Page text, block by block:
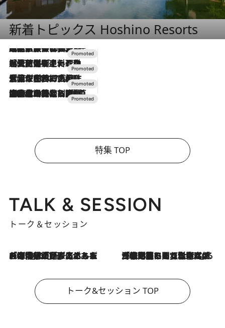
新着トピックス Hoshino Resorts
2026.7.31
【ホテル帰省】という選択肢をOMOが提案。家族とほどよい距離を保つには「昼は実家、夜は気兼ねなくホテルで！」
2026.7.24
【夏限定ディナーコース】旬を迎える稚鮎や花ズッキーニなどをイタリア・トスカーナの郷土料理の手法で満喫！
2026.7.17
「土佐和ハーブかき氷」がOMO7高知に登場！生姜、山椒、大葉など目にも舌にも涼を呼ぶ郷土の味
2026.7.10
NEW OPEN！【界 草津】名湯の地に誕生。趣の異なる2種の温泉と上州ならではの会席・蕎麦割烹など美食を味わう究極の癒やし旅
特集 TOP
TALK & SESSION
トーク＆セッション
2026.8.3
「今後値上げがあるとすれば…」「リスクがあるのは今年の冬」エネルギー専門家が語る、ホルムズ海峡封鎖が家庭にもたらす“ある心配” 2026.8.3
「住宅建てられない…」「サーチャージ料の高値が続いている」ホルムズ海峡封鎖による影響はいつまで続く？《エネルギー専門家に聞く“どうなる日本の暮らし”》
トーク&セッション TOP